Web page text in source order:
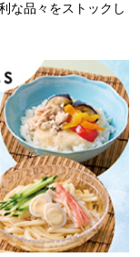
な品々をストックし